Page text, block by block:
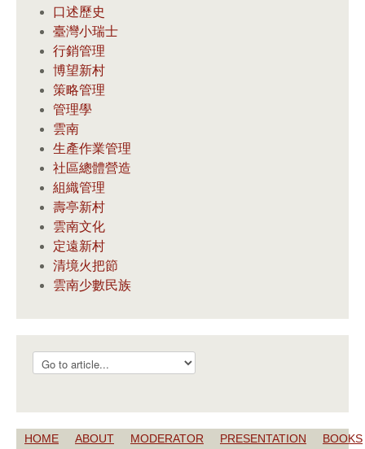
口述歷史
臺灣小瑞士
行銷管理
博望新村
策略管理
管理學
雲南
生產作業管理
社區總體營造
組織管理
壽亭新村
雲南文化
定遠新村
清境火把節
雲南少數民族
HOME ABOUT MODERATOR PRESENTATION BOOKS